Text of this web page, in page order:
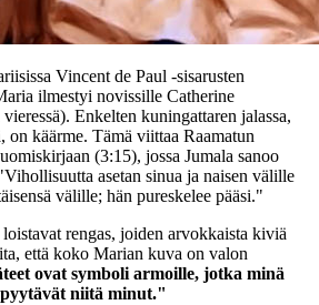
Vincent de Paul -sisarusten
ilmestyi novissille Catherine
Enkelten kuningattaren jalassa,
on käärme. Tämä viittaa Raamatun
(3:15), jossa Jumala sanoo
asetan sinua ja naisen välille
välille; hän pureskelee pääsi."
rengas, joiden arvokkaista kiviä
että koko Marian kuva on valon
ovat symboli armoille, jotka minä
niitä minut."